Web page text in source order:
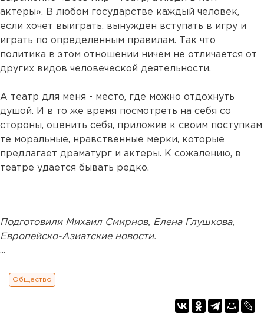
актеры». В любом государстве каждый человек,
если хочет выиграть, вынужден вступать в игру и
играть по определенным правилам. Так что
политика в этом отношении ничем не отличается от
других видов человеческой деятельности.
А театр для меня - место, где можно отдохнуть
душой. И в то же время посмотреть на себя со
стороны, оценить себя, приложив к своим поступкам
те моральные, нравственные мерки, которые
предлагает драматург и актеры. К сожалению, в
театре удается бывать редко.
Подготовили Михаил Смирнов, Елена Глушкова,
Европейско-Азиатские новости.
...
Общество